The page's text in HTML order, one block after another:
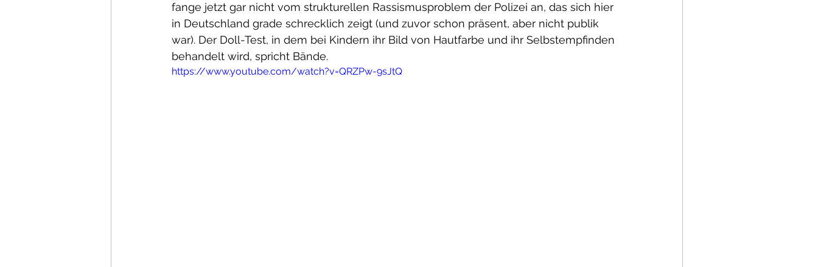
fange jetzt gar nicht vom strukturellen Rassismusproblem der Polizei an, das sich hier
in Deutschland grade schrecklich zeigt (und zuvor schon präsent, aber nicht publik
war). Der Doll-Test, in dem bei Kindern ihr Bild von Hautfarbe und ihr Selbstempfinden
behandelt wird, spricht Bände.
https://www.youtube.com/watch?v=QRZPw-9sJtQ